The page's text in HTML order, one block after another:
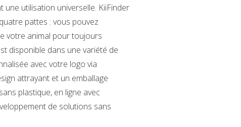
une utilisation universelle. KiiFinder
pattes : vous pouvez
votre animal pour toujours
disponible dans une variété de
avec votre logo via
attrayant et un emballage
plastique, en ligne avec
de solutions sans